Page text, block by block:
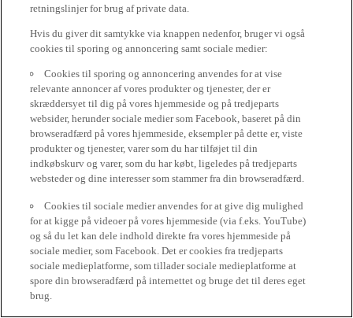
retningslinjer for brug af private data.
Hvis du giver dit samtykke via knappen nedenfor, bruger vi også
cookies til sporing og annoncering samt sociale medier:
Cookies til sporing og annoncering anvendes for at vise
relevante annoncer af vores produkter og tjenester, der er
skræddersyet til dig på vores hjemmeside og på tredjeparts
websider, herunder sociale medier som Facebook, baseret på din
browseradfærd på vores hjemmeside, eksempler på dette er, viste
produkter og tjenester, varer som du har tilføjet til din
indkøbskurv og varer, som du har købt, ligeledes på tredjeparts
websteder og dine interesser som stammer fra din browseradfærd.
Cookies til sociale medier anvendes for at give dig mulighed
for at kigge på videoer på vores hjemmeside (via f.eks. YouTube)
og så du let kan dele indhold direkte fra vores hjemmeside på
sociale medier, som Facebook. Det er cookies fra tredjeparts
sociale medieplatforme, som tillader sociale medieplatforme at
spore din browseradfærd på internettet og bruge det til deres eget
brug.